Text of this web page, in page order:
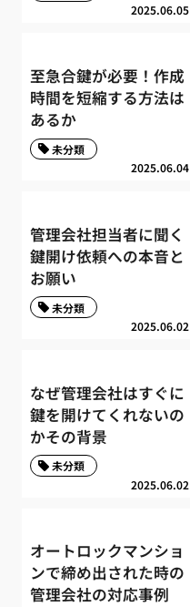
2025.06.05
至急合鍵が必要！作成
時間を短縮する方法は
あるか
2025.06.04
未分類
管理会社担当者に聞く
鍵開け依頼への本音と
お願い
2025.06.02
未分類
なぜ管理会社はすぐに
鍵を開けてくれないの
かその背景
2025.06.02
未分類
オートロックマンショ
ンで締め出された時の
管理会社の対応事例